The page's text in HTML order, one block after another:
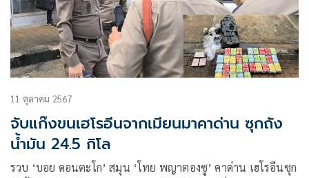
11 ตุลาคม 2567
จับแก๊งขนเฮโรอีนจากเมียนมาคาด่าน ซุกถัง
น้ำมัน 24.5 กิโล
รวบ ‘บอย ดอนตะโก’ สมุน ‘โทย พญาตองซู’ คาด่าน เฮโรอีนซุก